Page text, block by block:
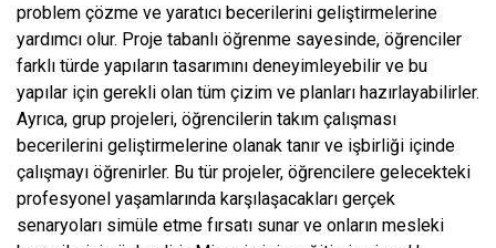
problem çözme ve yaratıcı becerilerini geliştirmelerine
yardımcı olur. Proje tabanlı öğrenme sayesinde, öğrenciler
farklı türde yapıların tasarımını deneyimleyebilir ve bu
yapılar için gerekli olan tüm çizim ve planları hazırlayabilirler.
Ayrıca, grup projeleri, öğrencilerin takım çalışması
becerilerini geliştirmelerine olanak tanır ve işbirliği içinde
çalışmayı öğrenirler. Bu tür projeler, öğrencilere gelecekteki
profesyonel yaşamlarında karşılaşacakları gerçek
senaryoları simüle etme fırsatı sunar ve onların mesleki